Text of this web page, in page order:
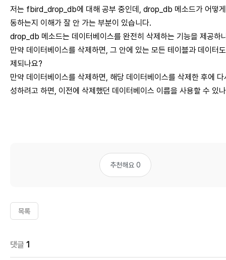
저는 fbird_drop_db에 대해 공부 중인데, drop_db 메소드가 어떻
동하는지 이해가 잘 안 가는 부분이 있습니다.
drop_db 메소드는 데이터베이스를 완전히 삭제하는 기능을 제공하
만약 데이터베이스를 삭제하면, 그 안에 있는 모든 테이블과 데이터
제되나요?
만약 데이터베이스를 삭제하면, 해당 데이터베이스를 삭제한 후에 다
성하려고 하면, 이전에 삭제했던 데이터베이스 이름을 사용할 수 있
추천해요 0
목록
댓글 1